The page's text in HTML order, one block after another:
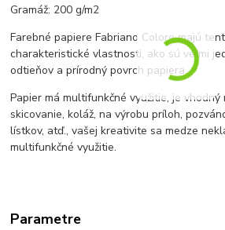
Gramáž: 200 g/m2
Farebné papiere Fabriano Colore majú
charakteristické vlastnosti, ako sú veľmi
odtieňov a prírodný povrch papiera.
Papier má multifunkčné využitie, je vhodný
skicovanie, koláž, na výrobu príloh,
lístkov, atď., vašej kreativite sa medze
multifunkčné využitie.
Parametre